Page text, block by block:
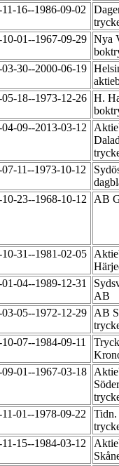
11-16--1986-09-02
10-01--1967-09-29 Nya
03-30--2000-06-19
05-18--1973-12-26 H.
04-09--2013-03-12
07-11--1973-10-12
10-23--1968-10-12 AB
10-31--1981-02-05
04--1989-12-31
AB
03-05--1972-12-29
AB
07--1984-09-11
09-01--1967-03-18
11-01--1978-09-22
Tidn.
11-15--1984-03-12